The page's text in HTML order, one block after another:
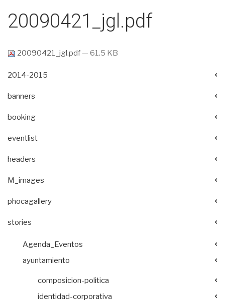
20090421_jgl.pdf
20090421_jgl.pdf— 61.5 KB
2014-2015
banners
booking
eventlist
headers
M_images
phocagallery
stories
Agenda_Eventos
ayuntamiento
composicion-politica
identidad-corporativa